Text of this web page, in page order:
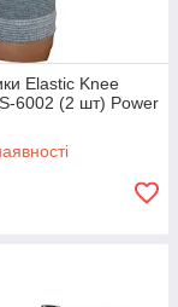
Elastic Knee
6002 (2 шт) Power